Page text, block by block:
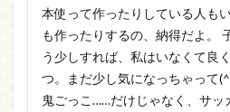
本使って作ったりしている人も
も作ったりするの、納得だよ。
う少しすれば、私はいなくて良
つ。まだ少し気になっちゃって
鬼ごっこ……だけじゃなく、サッ